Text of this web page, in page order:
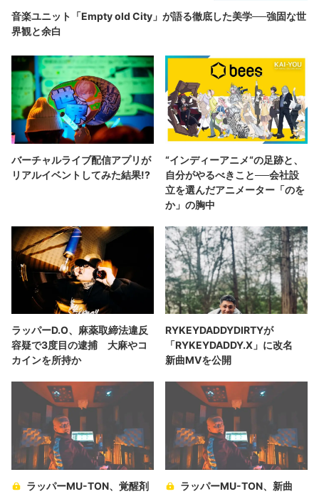
音楽ユニット「Empty old City」が語る徹底した美学──強固な世
界観と余白
バーチャルライブ配信アプリが
リアルイベントしてみた結果!?
“インディーアニメ“の足跡と、
自分がやるべきこと──会社設
立を選んだアニメーター「のを
か」の胸中
ラッパーD.O、麻薬取締法違反
容疑で3度目の逮捕 大麻やコ
カインを所持か
RYKEYDADDYDIRTYが
「RYKEYDADDY.X」に改名
新曲MVを公開
ラッパーMU-TON、覚醒剤
ラッパーMU-TON、新曲